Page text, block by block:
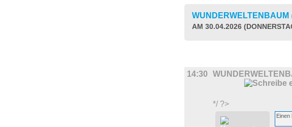
WUNDERWELTENBAUM
AM 30.04.2026
14:30
*/ ?>